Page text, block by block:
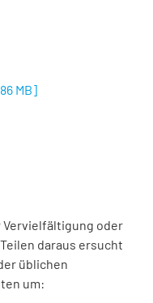
MB]
Vervielfältigung oder
daraus ersucht
üblichen
um: